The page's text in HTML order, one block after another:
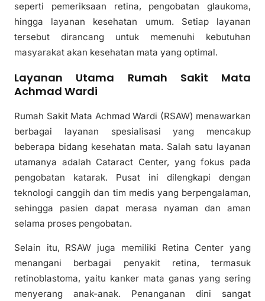
seperti pemeriksaan retina, pengobatan glaukoma,
hingga layanan kesehatan umum. Setiap layanan
tersebut dirancang untuk memenuhi kebutuhan
masyarakat akan kesehatan mata yang optimal.
Layanan Utama Rumah Sakit Mata
Achmad Wardi
Rumah Sakit Mata Achmad Wardi (RSAW) menawarkan
berbagai layanan spesialisasi yang mencakup
beberapa bidang kesehatan mata. Salah satu layanan
utamanya adalah Cataract Center, yang fokus pada
pengobatan katarak. Pusat ini dilengkapi dengan
teknologi canggih dan tim medis yang berpengalaman,
sehingga pasien dapat merasa nyaman dan aman
selama proses pengobatan.
Selain itu, RSAW juga memiliki Retina Center yang
menangani berbagai penyakit retina, termasuk
retinoblastoma, yaitu kanker mata ganas yang sering
menyerang anak-anak. Penanganan dini sangat